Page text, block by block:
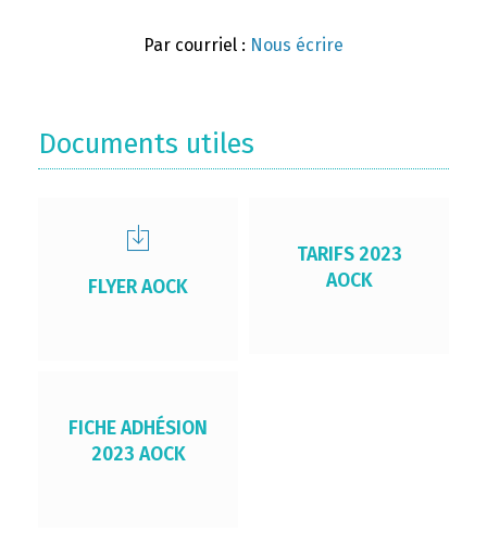
Par courriel : Nous écrire
Documents utiles
FLYER AOCK
TARIFS 2023
AOCK
FICHE ADHÉSION
2023 AOCK